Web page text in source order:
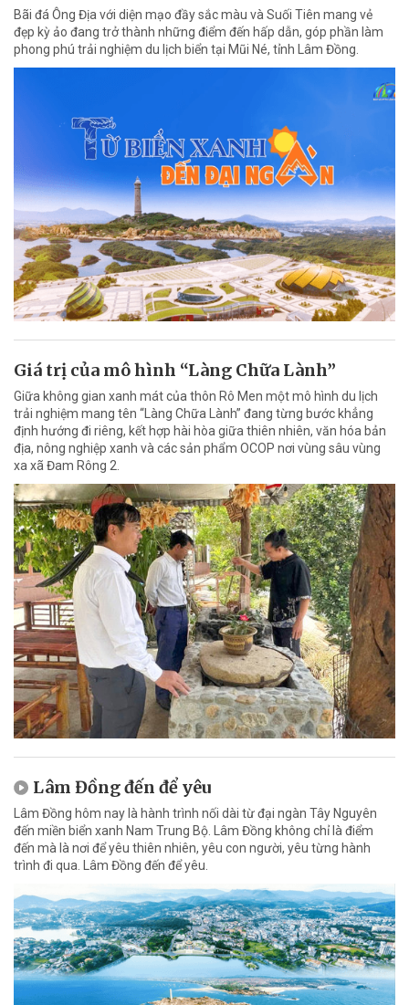
Bãi đá Ông Địa với diện mạo đầy sắc màu và Suối Tiên mang vẻ
đẹp kỳ ảo đang trở thành những điểm đến hấp dẫn, góp phần làm
phong phú trải nghiệm du lịch biển tại Mũi Né, tỉnh Lâm Đồng.
Giá trị của mô hình “Làng Chữa Lành”
Giữa không gian xanh mát của thôn Rô Men một mô hình du lịch
trải nghiệm mang tên “Làng Chữa Lành” đang từng bước khẳng
định hướng đi riêng, kết hợp hài hòa giữa thiên nhiên, văn hóa bản
địa, nông nghiệp xanh và các sản phẩm OCOP nơi vùng sâu vùng
xa xã Đam Rông 2.
Lâm Đồng đến để yêu
Lâm Đồng hôm nay là hành trình nối dài từ đại ngàn Tây Nguyên
đến miền biển xanh Nam Trung Bộ. Lâm Đồng không chỉ là điểm
đến mà là nơi để yêu thiên nhiên, yêu con người, yêu từng hành
trình đi qua. Lâm Đồng đến để yêu.